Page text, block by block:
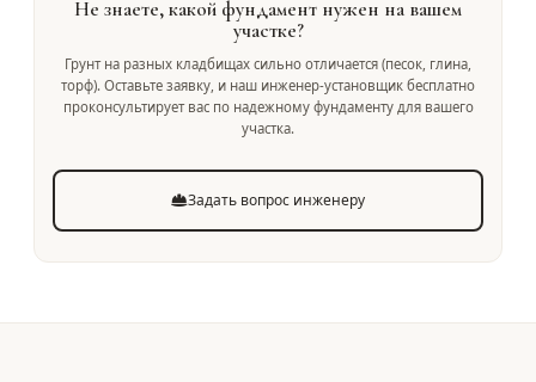
Не знаете, какой фундамент нужен на вашем
участке?
Грунт на разных кладбищах сильно отличается (песок, глина,
торф). Оставьте заявку, и наш инженер-установщик бесплатно
проконсультирует вас по надежному фундаменту для вашего
участка.
Задать вопрос инженеру